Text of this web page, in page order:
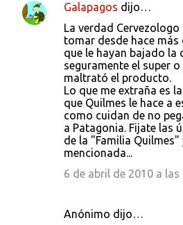
Galapagos dijo…
La verdad
tomar desde hace más
que le hayan bajado la
seguramente el super
maltrató el producto.
Lo que me extraña es
que Quilmes le hace a
como cuidan de no
a Patagonia. Fijate las
de la "Familia
mencionada...
6 de abril de 2010 a las
Anónimo dijo…